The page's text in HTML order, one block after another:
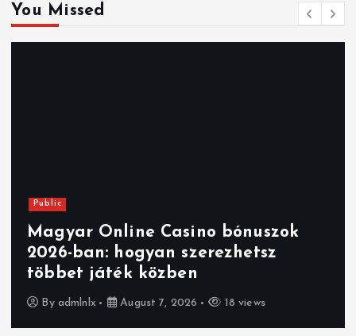
You Missed
Public
Magyar Online Casino bónuszok
2026-ban: hogyan szerezhetsz
többet játék közben
By admlnlx August 7, 2026 18 views